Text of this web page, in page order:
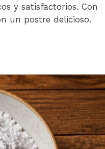
y satisfactorios. Con
un postre delicioso.